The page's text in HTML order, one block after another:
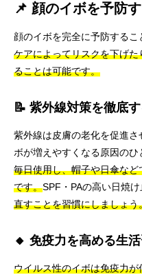
📌 顔のイボを予防
顔のイボを完全に予防するこ
ケアによってリスクを下げ
ることは可能です。
📝 紫外線対策を徹底
紫外線は皮膚の老化を促進
ボが増えやすくなる原因のひ
毎日使用し、帽子や日傘な
です。SPF・PAの高い日焼け
直すことを習慣にしましょう
🔸 免疫力を高める生
ウイルス性のイボは免疫力